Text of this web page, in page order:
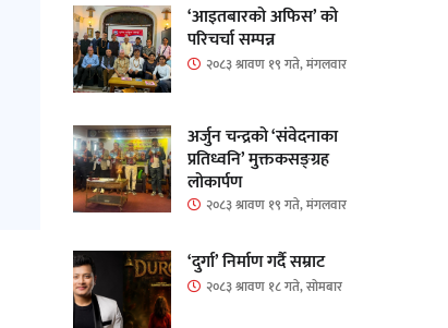
‘आइतबारको अफिस’ को
परिचर्चा सम्पन्न
२०८३ श्रावण १९ गते, मंगलवार
अर्जुन चन्द्रको ‘संवेदनाका
प्रतिध्वनि’ मुक्तकसङ्ग्रह
लोकार्पण
२०८३ श्रावण १९ गते, मंगलवार
‘दुर्गा’ निर्माण गर्दै सम्राट
२०८३ श्रावण १८ गते, सोमबार